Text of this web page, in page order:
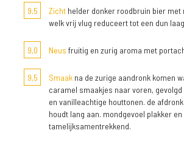
9,5
Zicht helder donker roodbruin bier
welk vrij vlug reduceert tot een dun
9,0 Neus fruitig en zurig aroma met
9,5 Smaak na de zurige aandronk komen
caramel smaakjes naar voren,
en vanilleachtige houttonen. de
houdt lang aan. mondgevoel plakker en
tamelijksamentrekkend.